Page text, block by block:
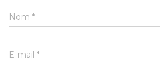
Nom *
E-mail *